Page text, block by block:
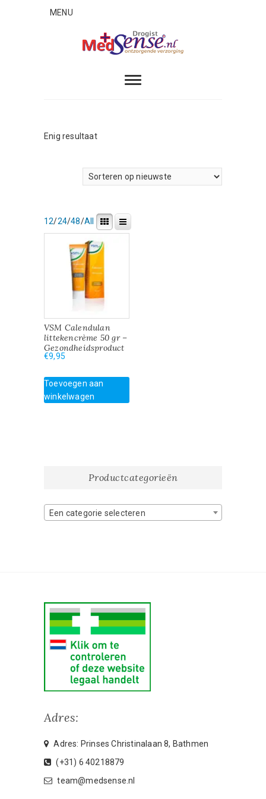
MENU
Enig resultaat
12/24/48/All
VSM Calendulan
littekencrème 50 gr –
Gezondheidsproduct
€9,95
Toevoegen aan
winkelwagen
Productcategorieën
Een categorie selecteren
Adres:
Adres: Prinses Christinalaan 8, Bathmen
(+31) 6 40218879
team@medsense.nl